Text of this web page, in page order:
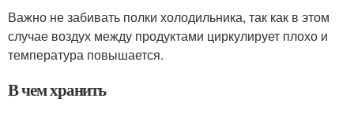
Важно не забивать полки холодильника, так как в этом
случае воздух между продуктами циркулирует плохо и
температура повышается.
В чем хранить